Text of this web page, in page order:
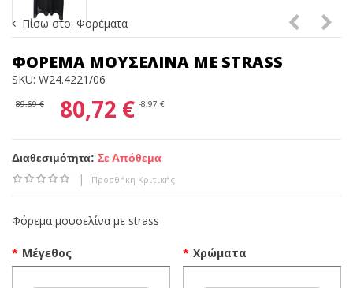
Πίσω στο: Φορέματα
ΦΌΡΕΜΑ ΜΟΥΣΕΛΊΝΑ ΜΕ STRASS
SKU: W24.4221/06
89,69 € 80,72 € -8,97 €
Διαθεσιμότητα: Σε Απόθεμα
| Προσθήκη Κριτικής
Φόρεμα μουσελίνα με strass
Μέγεθος Χρώματα